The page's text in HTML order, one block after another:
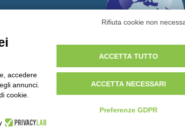
Cookie Policy|credits
Rifiuta cookie non
accedere
annunci.
cookie.
ACCETTA TUTTO
ACCETTA NECESSARI
Preferenze GDPR